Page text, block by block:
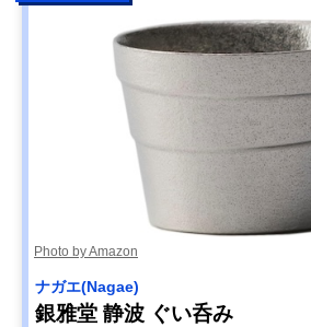
Photo by Amazon
‎ナガエ(Nagae)
銀雅堂 静波 ぐい呑み